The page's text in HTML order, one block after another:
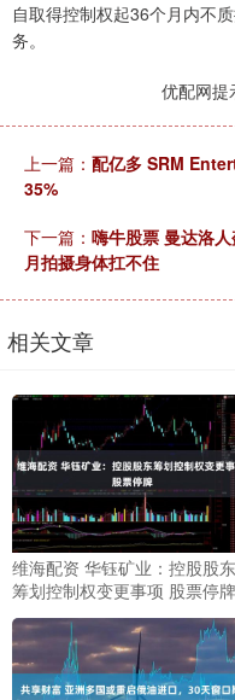
自取得控制权起36个月内不
务。
优配网提
上一篇： 配亿多 SRM
35%
下一篇： 嗨牛股票 曼达洛
月拍摄身体扛不住
相关文章
维海配资 华钰矿业：控股股东
筹划控制权变更事项 股票停牌